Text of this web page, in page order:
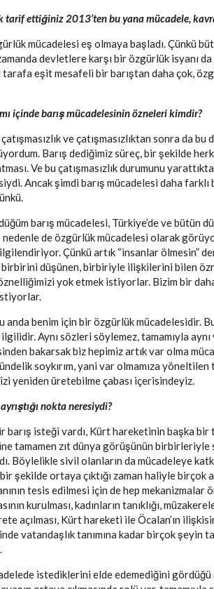
tarif ettiğiniz 2013’ten bu yana mücadele,
mücadelesi eş olmaya başladı. Çünkü
devletlere karşı bir özgürlük isyanı
eşit mesafeli bir barıştan daha çok,
içinde barış mücadelesinin özneleri kimdir?
ve çatışmasızlıktan sonra da
Barış dediğimiz süreç, bir şekilde
Ve bu çatışmasızlık durumunu
Ancak şimdi barış mücadelesi daha
barış mücadelesi, Türkiye’de ve bütün
nedenle de özgürlük mücadelesi olarak
Çünkü artık “insanlar ölmesin”
düşünen, birbiriyle ilişkilerini bilen
yok etmek istiyorlar. Bizim bir
anda benim için bir özgürlük mücadelesidir.
Aynı sözleri söylemez, tamamıyla
bakarsak biz hepimiz artık var olma
soykırım, yani var olmamıza
yeniden üretebilme çabası içerisindeyiz.
nokta neresiydi?
barış isteği vardı, Kürt hareketinin başka
tamamen zıt dünya görüşünün birbirleriyle
Böylelikle sivil olanların da mücadeleye
şekilde ortaya çıktığı zaman haliyle birçok
tesis edilmesi için de hep mekanizmalar
kurulması, kadınların tanıklığı,
açılması, Kürt hareketi ile Öcalan’ın
vatandaşlık tanımına kadar birçok şeyin
istediklerini elde edemediğini